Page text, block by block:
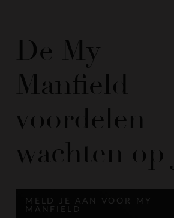
De My
Manfield
voordelen
wachten op
MELD JE AAN VOOR MY
MANFIELD